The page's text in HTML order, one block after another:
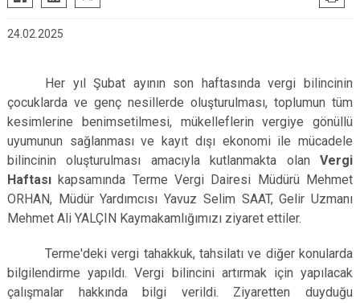
Alaçam
Asarcık
Çarşamba
Havza
Kavak
Ladik
Yakakent
Atakum
Canik
İlkadım
24.02.2025
Her yıl Şubat ayının son haftasında vergi bilincinin
çocuklarda ve genç nesillerde oluşturulması, toplumun tüm
kesimlerine benimsetilmesi, mükelleflerin vergiye gönüllü
uyumunun sağlanması ve kayıt dışı ekonomi ile mücadele
bilincinin oluşturulması amacıyla kutlanmakta olan Vergi
Haftası kapsamında Terme Vergi Dairesi Müdürü Mehmet
ORHAN, Müdür Yardımcısı Yavuz Selim SAAT, Gelir Uzmanı
Mehmet Ali YALÇIN Kaymakamlığımızı ziyaret ettiler.
Terme'deki vergi tahakkuk, tahsilatı ve diğer konularda
bilgilendirme yapıldı. Vergi bilincini artırmak için yapılacak
çalışmalar hakkında bilgi verildi. Ziyaretten duyduğu